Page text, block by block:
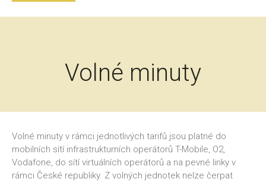
Volné minuty
Volné minuty v rámci jednotlivých tarifů jsou platné do
mobilních sítí infrastrukturních operátorů T-Mobile, O2,
Vodafone, do sítí virtuálních operátorů a na pevné linky v
rámci České republiky. Z volných jednotek nelze čerpat